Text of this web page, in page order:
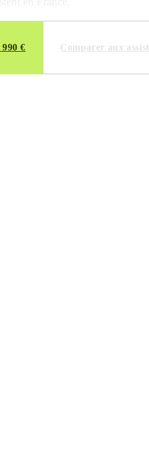
€ Comparer aux